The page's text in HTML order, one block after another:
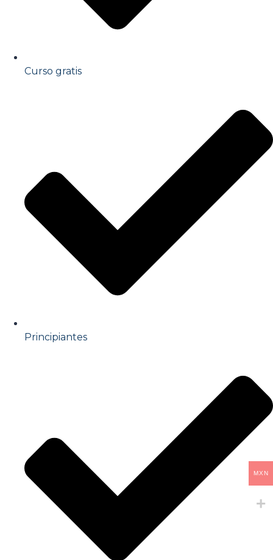
Curso gratis
Principiantes
MXN